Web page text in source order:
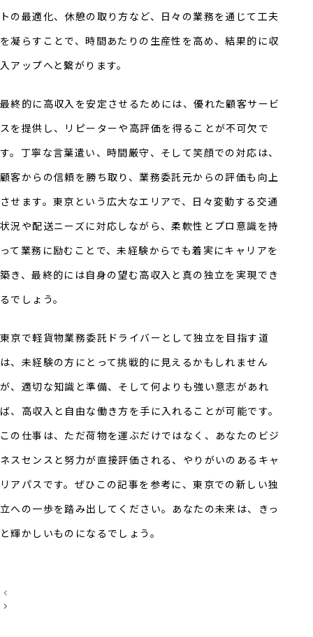
トの最適化、休憩の取り方など、日々の業務を通じて工夫
を凝らすことで、時間あたりの生産性を高め、結果的に収
入アップへと繋がります。
最終的に高収入を安定させるためには、優れた顧客サービ
スを提供し、リピーターや高評価を得ることが不可欠で
す。丁寧な言葉遣い、時間厳守、そして笑顔での対応は、
顧客からの信頼を勝ち取り、業務委託元からの評価も向上
させます。東京という広大なエリアで、日々変動する交通
状況や配送ニーズに対応しながら、柔軟性とプロ意識を持
って業務に励むことで、未経験からでも着実にキャリアを
築き、最終的には自身の望む高収入と真の独立を実現でき
るでしょう。
東京で軽貨物業務委託ドライバーとして独立を目指す道
は、未経験の方にとって挑戦的に見えるかもしれません
が、適切な知識と準備、そして何よりも強い意志があれ
ば、高収入と自由な働き方を手に入れることが可能です。
この仕事は、ただ荷物を運ぶだけではなく、あなたのビジ
ネスセンスと努力が直接評価される、やりがいのあるキャ
リアパスです。ぜひこの記事を参考に、東京での新しい独
立への一歩を踏み出してください。あなたの未来は、きっ
と輝かしいものになるでしょう。
投
稿